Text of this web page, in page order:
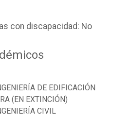
23/8/00)
FILTROS
con discapacidad: No
DE EDIFICACIÓN
(EN EXTINCIÓN)
CIVIL